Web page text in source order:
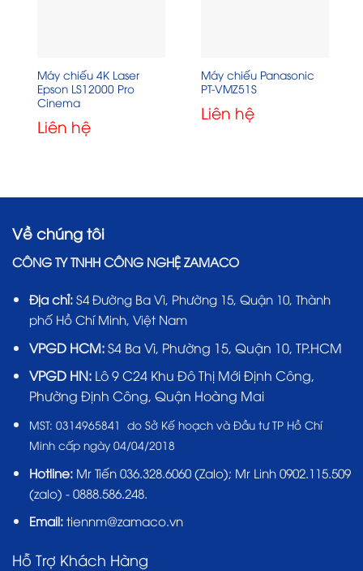
Máy chiếu 4K Laser
Epson LS12000 Pro
Cinema
Liên hệ
Máy chiếu Panasonic
PT-VMZ51S
Liên hệ
Về chúng tôi
CÔNG TY TNHH CÔNG NGHỆ ZAMACO
Địa chỉ: S4 Đường Ba Vì, Phường 15, Quận 10, Thành
phố Hồ Chí Minh, Việt Nam
VPGD HCM:S4 Ba Vì, Phường 15, Quận 10, TP.HCM
VPGD HN:Lô 9 C24 Khu Đô Thị Mới Định Công,
Phường Định Công, Quận Hoàng Mai
MST: 0314965841 do Sở Kế hoạch và Đầu tư TP Hồ Chí
Minh cấp ngày 04/04/2018
Hotline: Mr Tiến 036.328.6060(Zalo); Mr Linh 0902.115.509
(zalo) - 0888.586.248.
Email:tiennm@zamaco.vn
Hỗ Trợ Khách Hàng